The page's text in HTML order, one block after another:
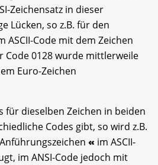
Zeichensatz in dieser
Lücken, so z.B. für den
ASCII-Code mit dem Zeichen
Code 0128 wurde mittlerweile
Euro-Zeichen
für dieselben Zeichen in beiden
Codes gibt, so wird z.B.
« im ASCII-
im ANSI-Code jedoch mit